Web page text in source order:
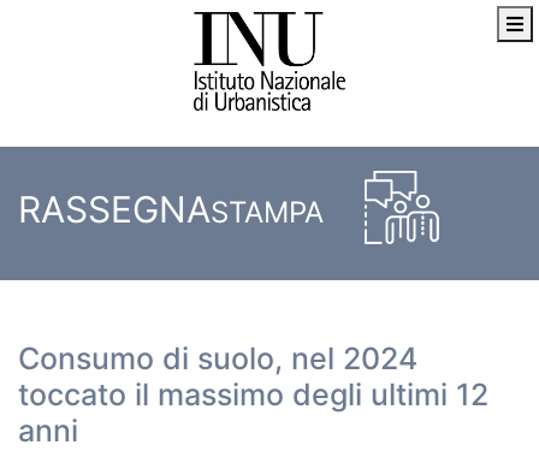
RASSEGNASTAMPA
Consumo di suolo, nel 2024
toccato il massimo degli ultimi 12
anni